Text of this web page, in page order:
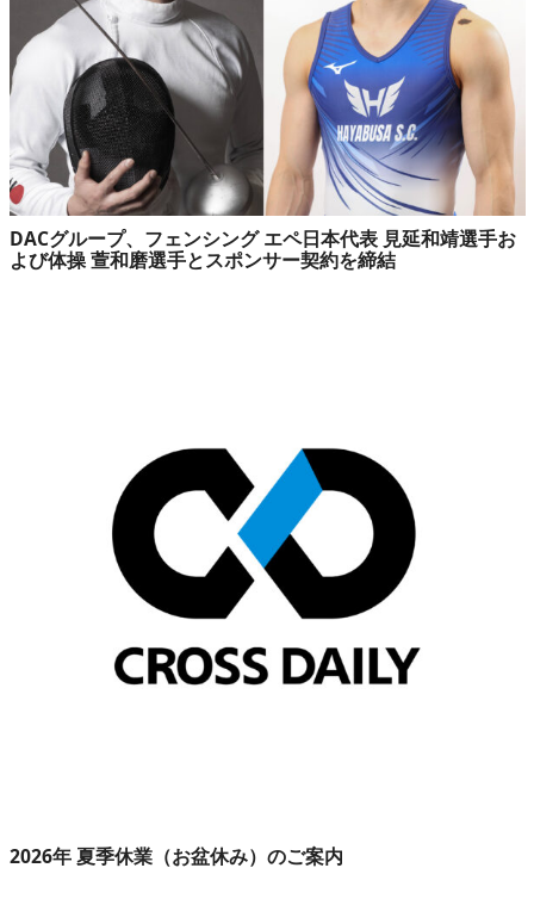
DACグループ、フェンシング エペ日本代表 見延和靖選手お
よび体操 萱和磨選手とスポンサー契約を締結
2026年 夏季休業（お盆休み）のご案内